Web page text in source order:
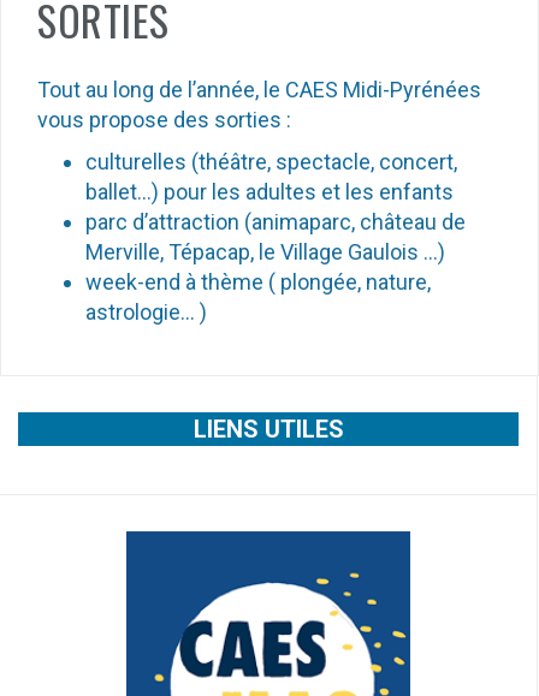
SORTIES
Tout au long de l’année, le CAES Midi-Pyrénées
vous propose des sorties :
culturelles (théâtre, spectacle, concert,
ballet…) pour les adultes et les enfants
parc d’attraction (animaparc, château de
Merville, Tépacap, le Village Gaulois …)
week-end à thème ( plongée, nature,
astrologie… )
LIENS UTILES